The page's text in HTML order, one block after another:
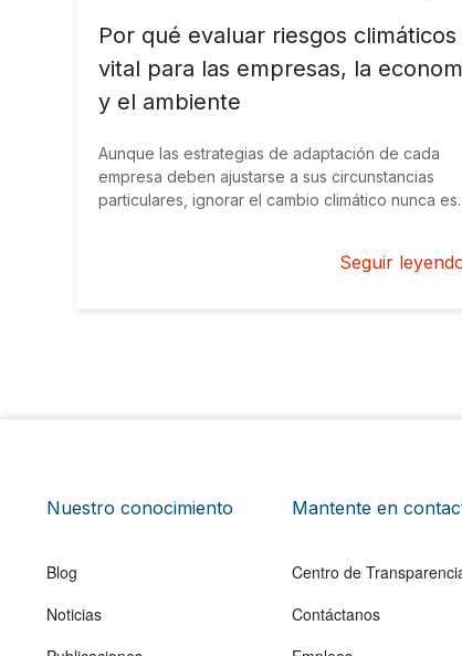
Por qué evaluar riesgos climáticos
vital para las empresas, la
y el ambiente
Aunque las estrategias de adaptación de cada
empresa deben ajustarse a sus circunstancias
particulares, ignorar el cambio climático nunca es
Seguir
Nuestro conocimiento
Blog
Noticias
Mantente en
Centro de
Contáctanos